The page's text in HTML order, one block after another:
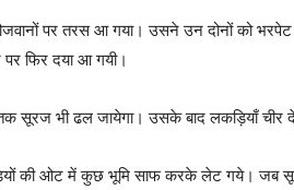
पर तरस आ गया। उसने उन दोनों को भरपेट
पर फिर दया आ गयी।
सूरज भी ढल जायेगा। उसके बाद लकड़ियाँ चीर
की ओट में कुछ भूमि साफ करके लेट गये। जब